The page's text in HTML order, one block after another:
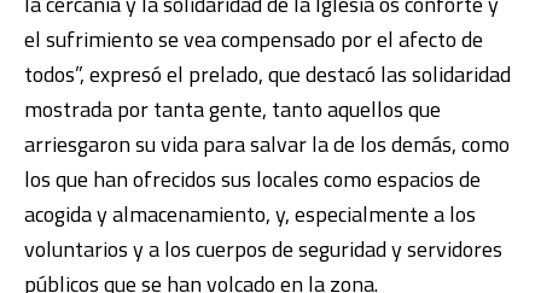
el sufrimiento se vea compensado por el afecto de
todos”, expresó el prelado, que destacó las solidaridad
mostrada por tanta gente, tanto aquellos que
arriesgaron su vida para salvar la de los demás, como
los que han ofrecidos sus locales como espacios de
acogida y almacenamiento, y, especialmente a los
voluntarios y a los cuerpos de seguridad y servidores
públicos que se han volcado en la zona.